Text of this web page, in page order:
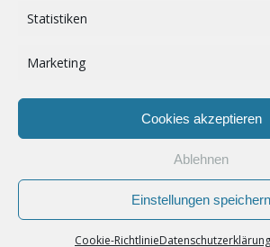
Statistiken
Marketing
Cookies akzeptieren
Ablehnen
Einstellungen speichern
Cookie-RichtlinieDatenschutzerklärung
meinen nächsten Kommentar speichern.
Zum Seitenanfang
Mobil